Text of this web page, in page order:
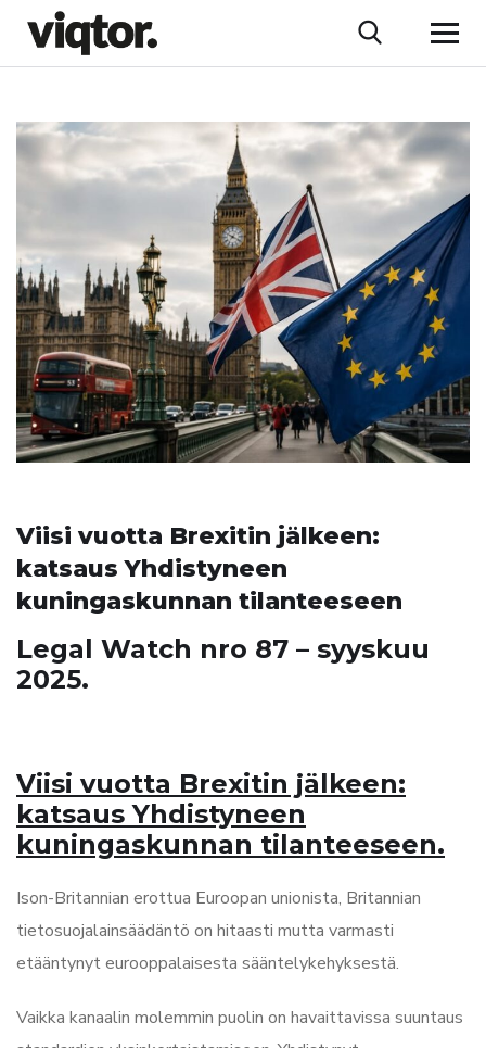
Viisi vuotta Brexitin jälkeen:
katsaus Yhdistyneen
kuningaskunnan tilanteeseen
Legal Watch nro 87 – syyskuu
2025.
Viisi vuotta Brexitin jälkeen:
katsaus Yhdistyneen
kuningaskunnan tilanteeseen.
Ison-Britannian erottua Euroopan unionista, Britannian
tietosuojalainsäädäntö on hitaasti mutta varmasti
etääntynyt eurooppalaisesta sääntelykehyksestä.
Vaikka kanaalin molemmin puolin on havaittavissa suuntaus